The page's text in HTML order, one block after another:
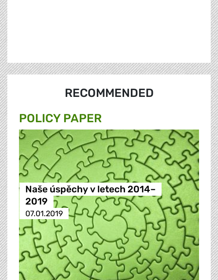
RECOMMENDED
POLICY PAPER
Naše úspěchy v letech 2014–
2019
07.01.2019